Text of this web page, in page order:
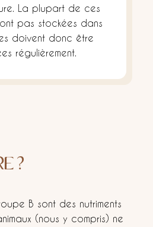
La plupart de ces
pas stockées dans
doivent donc être
régulièrement.
?
B sont des nutriments
(nous y compris) ne